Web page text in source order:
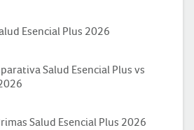
Esencial Plus 2026
Salud Esencial Plus vs
Salud Esencial Plus 2026